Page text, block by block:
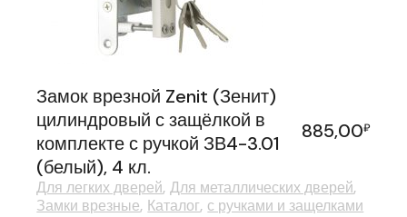
Замок врезной Zenit (Зенит)
цилиндровый с защёлкой в
комплекте с ручкой ЗВ4-3.01
(белый), 4 кл.
885,00₽
Для легких дверей Для металлических дверей
Замки врезные Каталог с ручками и защелками